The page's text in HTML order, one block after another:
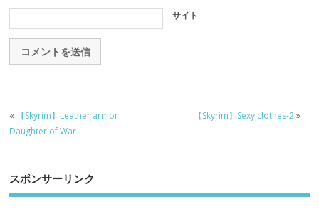
サイト
«
【Skyrim】Leather armor
Daughter of War
【Skyrim】Sexy clothes-2»
スポンサーリンク